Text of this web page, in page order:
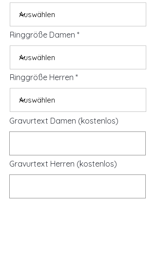
Ringgröße Damen
Ringgröße Herren
Gravurtext Damen (kostenlos)
Gravurtext Herren (kostenlos)